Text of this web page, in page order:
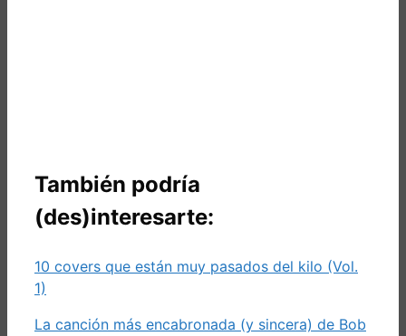
También podría
(des)interesarte:
10 covers que están muy pasados del kilo (Vol.
1)
La canción más encabronada (y sincera) de Bob